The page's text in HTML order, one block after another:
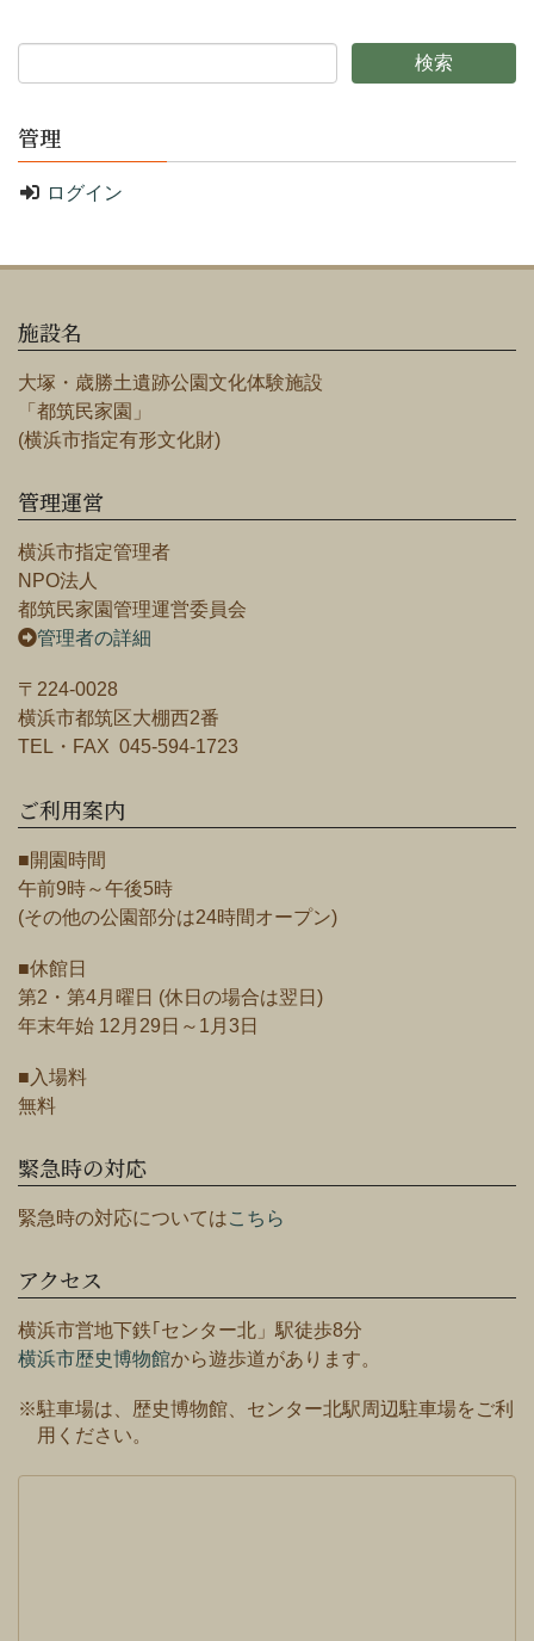
管理
ログイン
施設名
大塚・歳勝土遺跡公園文化体験施設
「都筑民家園」
(横浜市指定有形文化財)
管理運営
横浜市指定管理者
NPO法人
都筑民家園管理運営委員会
管理者の詳細
〒224-0028
横浜市都筑区大棚西2番
TEL・FAX 045-594-1723
ご利用案内
■開園時間
午前9時～午後5時
(その他の公園部分は24時間オープン)
■休館日
第2・第4月曜日 (休日の場合は翌日)
年末年始 12月29日～1月3日
■入場料
無料
緊急時の対応
緊急時の対応についてはこちら
アクセス
横浜市営地下鉄｢センター北」駅徒歩8分
横浜市歴史博物館から遊歩道があります。
※駐車場は、歴史博物館、センター北駅周辺駐車場をご利
用ください。